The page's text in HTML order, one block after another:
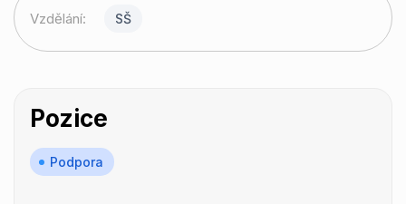
Vzdělání: SŠ
Pozice
Podpora